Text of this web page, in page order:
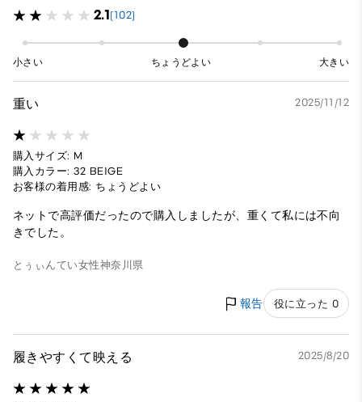
2.1(102)
小さい ちょうどよい 大きい
重い 2025/11/12
購入サイズ: M
購入カラー: 32 BEIGE
お客様の着用感: ちょうどよい
ネットで高評価だったので購入しましたが、重くて私には不向
きでした。
とぅぃんてい女性神奈川県
報告 役に立った 0
履きやすくて映える 2025/8/20